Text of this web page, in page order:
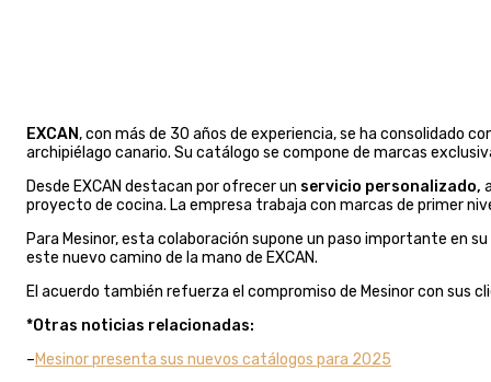
EXCAN, con más de 30 años de experiencia, se ha consolidado
archipiélago canario. Su catálogo se compone de marcas
Desde EXCAN destacan por ofrecer un servicio personalizado,
proyecto de cocina. La empresa trabaja con marcas de primer
Para Mesinor, esta colaboración supone un paso importante en su
este nuevo camino de la mano de EXCAN.
El acuerdo también refuerza el compromiso de Mesinor con sus
*Otras noticias relacionadas:
–Mesinor presenta sus nuevos catálogos para 2025